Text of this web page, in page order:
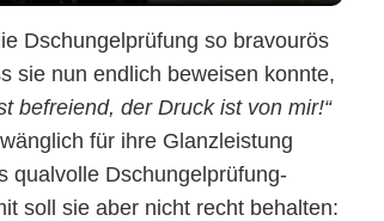
Dschungelprüfung so bravourös
sie nun endlich beweisen konnte,
befreiend, der Druck ist von mir!“
für ihre Glanzleistung
qualvolle Dschungelprüfung-
soll sie aber nicht recht behalten: